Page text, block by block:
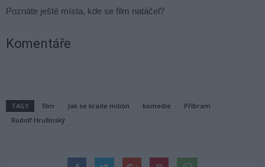
Poznáte ještě místa, kde se film natáčel?
Komentáře
TAGY film Jak se krade milión komedie
Příbram
Rudolf Hrušínský